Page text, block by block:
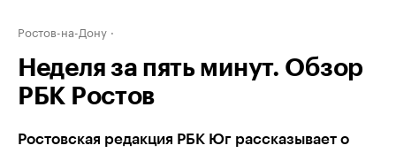
Ростов-на-Дону
Неделя за пять минут. Обзор
РБК Ростов
Ростовская редакция РБК Юг рассказывает о